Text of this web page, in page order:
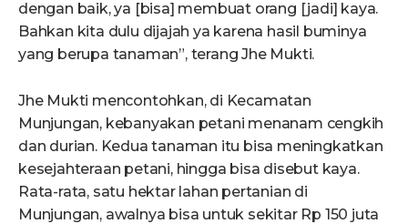
dengan baik, ya [bisa] membuat orang [jadi] kaya.
Bahkan kita dulu dijajah ya karena hasil buminya
yang berupa tanaman”, terang Jhe Mukti.
Jhe Mukti mencontohkan, di Kecamatan
Munjungan, kebanyakan petani menanam cengkih
dan durian. Kedua tanaman itu bisa meningkatkan
kesejahteraan petani, hingga bisa disebut kaya.
Rata-rata, satu hektar lahan pertanian di
Munjungan, awalnya bisa untuk sekitar Rp 150 juta